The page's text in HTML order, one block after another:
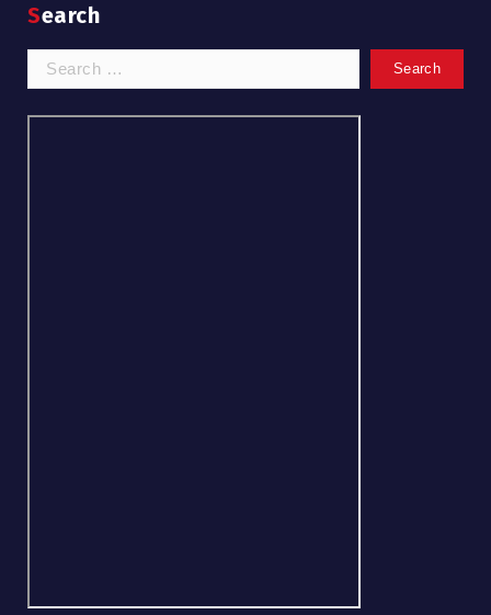
Search
Search
for: